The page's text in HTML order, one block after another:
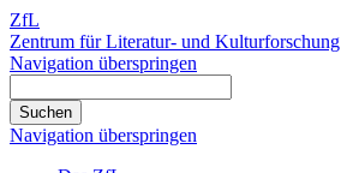
ZfL
Zentrum für Literatur- und Kulturforschung
Navigation überspringen
Navigation überspringen